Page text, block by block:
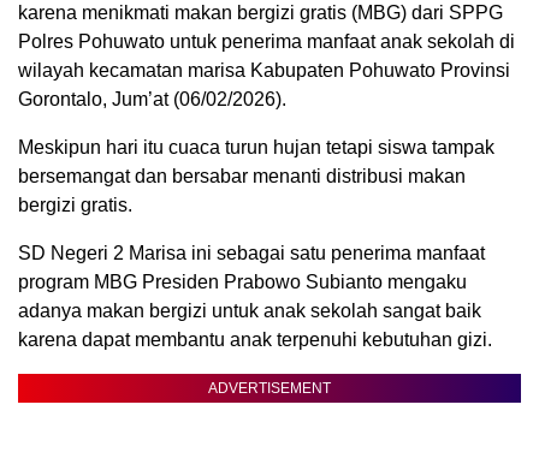
karena menikmati makan bergizi gratis (MBG) dari SPPG
Polres Pohuwato untuk penerima manfaat anak sekolah di
wilayah kecamatan marisa Kabupaten Pohuwato Provinsi
Gorontalo, Jum’at (06/02/2026).
Meskipun hari itu cuaca turun hujan tetapi siswa tampak
bersemangat dan bersabar menanti distribusi makan
bergizi gratis.
SD Negeri 2 Marisa ini sebagai satu penerima manfaat
program MBG Presiden Prabowo Subianto mengaku
adanya makan bergizi untuk anak sekolah sangat baik
karena dapat membantu anak terpenuhi kebutuhan gizi.
ADVERTISEMENT